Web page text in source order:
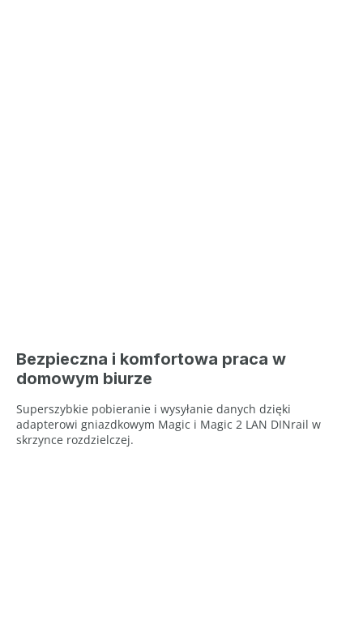
Bezpieczna i komfortowa praca w
domowym biurze
Superszybkie pobieranie i wysyłanie danych dzięki
adapterowi gniazdkowym Magic i Magic 2 LAN DINrail w
skrzynce rozdzielczej.